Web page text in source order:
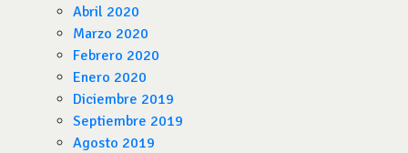
Abril 2020
Marzo 2020
Febrero 2020
Enero 2020
Diciembre 2019
Septiembre 2019
Agosto 2019